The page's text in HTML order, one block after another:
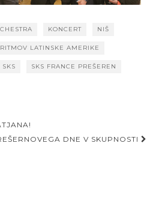
KONCERT NIŠ
LATINSKE AMERIKE
SKS SKS FRANCE PREŠEREN
DNE V SKUPNOSTI